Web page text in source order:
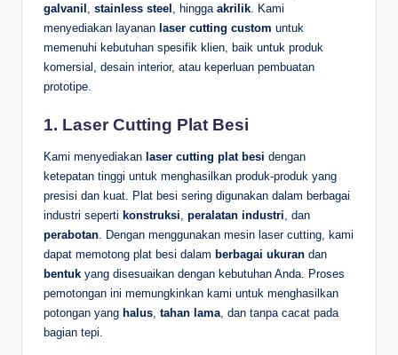
galvanil stainless steel , hingga akrilik . Kami
menyediakan layanan laser cutting custom untuk
memenuhi kebutuhan spesifik klien, baik untuk produk
komersial, desain interior, atau keperluan pembuatan
prototipe.
1. Laser Cutting Plat Besi
Kami menyediakan laser cutting plat besi dengan
ketepatan tinggi untuk menghasilkan produk-produk yang
presisi dan kuat. Plat besi sering digunakan dalam berbagai
industri seperti konstruksi peralatan industri , dan
perabotan . Dengan menggunakan mesin laser cutting, kami
dapat memotong plat besi dalam berbagai ukuran dan
bentuk yang disesuaikan dengan kebutuhan Anda. Proses
pemotongan ini memungkinkan kami untuk menghasilkan
potongan yang halus tahan lama , dan tanpa cacat pada
bagian tepi.